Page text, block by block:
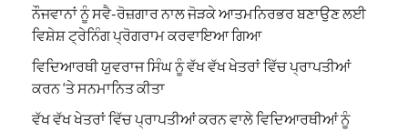
ਨੌਜਵਾਨਾਂ ਨੂੰ ਸਵੈ-ਰੋਜ਼ਗਾਰ ਨਾਲ ਜੋੜਕੇ ਆਤਮਨਿਰਭਰ ਬਣਾਉਣ ਲਈ
ਵਿਸ਼ੇਸ਼ ਟ੍ਰੇਨਿੰਗ ਪ੍ਰੋਗਰਾਮ ਕਰਵਾਇਆ ਗਿਆ
ਵਿਦਿਆਰਥੀ ਯੁਵਰਾਜ ਸਿੰਘ ਨੂੰ ਵੱਖ ਵੱਖ ਖੇਤਰਾਂ ਵਿੱਚ ਪ੍ਰਾਪਤੀਆਂ
ਕਰਨ ‘ਤੇ ਸਨਮਾਨਿਤ ਕੀਤਾ
ਵੱਖ ਵੱਖ ਖੇਤਰਾਂ ਵਿੱਚ ਪ੍ਰਾਪਤੀਆਂ ਕਰਨ ਵਾਲੇ ਵਿਦਿਆਰਥੀਆਂ ਨੂੰ